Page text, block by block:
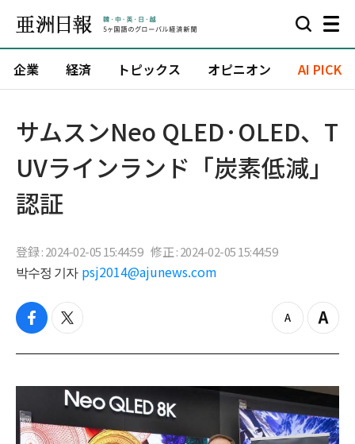
企業 経済 トピックス オピニオン AI PICK
サムスンNeo QLED·OLED、T
UVラインランド「炭素低減」
認証
登録 : 2024-02-05 15:44:59 修正 : 2024-02-05 15:44:59
박수정 기자 psj2014@ajunews.com
f
c
b
o
k
t
i
t
e
z
o
o
u
t
Z
o
i